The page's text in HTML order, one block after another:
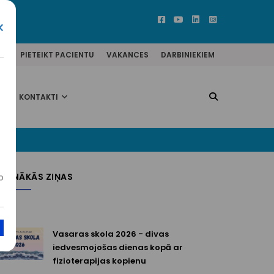
PIETEIKT PACIENTU VAKANCES DARBINIEKIEM
KONTAKTI
ZIŅAS
Vasaras skola 2026 - divas
iedvesmojošas dienas kopā ar
fizioterapijas kopienu